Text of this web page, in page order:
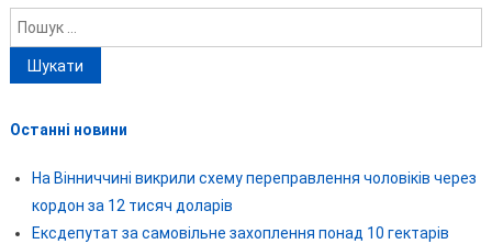
Пошук:
Останні новини
На Вінниччині викрили схему переправлення чоловіків через
кордон за 12 тисяч доларів
Ексдепутат за самовільне захоплення понад 10 гектарів